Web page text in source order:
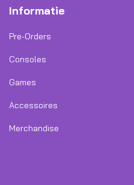
Informatie
Pre-Orders
Consoles
Games
Accessoires
Merchandise